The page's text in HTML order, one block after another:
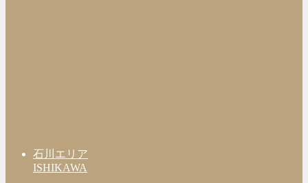
石川エリア
ISHIKAWA